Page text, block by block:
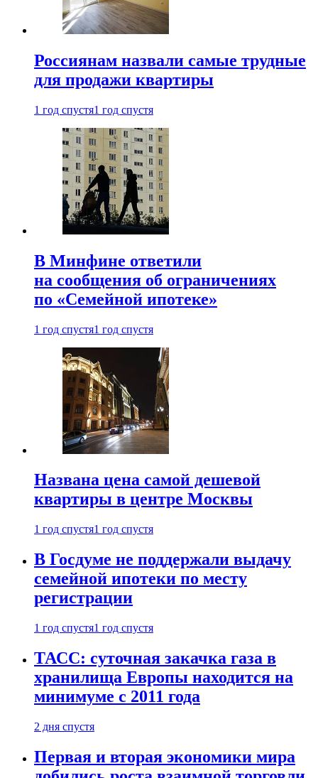
Россиянам назвали самые трудные
для продажи квартиры
1 год спустя1 год спустя
В Минфине ответили
на сообщения об ограничениях
по «Семейной ипотеке»
1 год спустя1 год спустя
Названа цена самой дешевой
квартиры в центре Москвы
1 год спустя1 год спустя
В Госдуме не поддержали выдачу
семейной ипотеки по месту
регистрации
1 год спустя1 год спустя
ТАСС: суточная закачка газа в
хранилища Европы находится на
минимуме с 2011 года
2 дня спустя
Первая и вторая экономики мира